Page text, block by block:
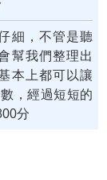
細，不管是聽
幫我們整理出
本上都可以讓
，經過短短的
分